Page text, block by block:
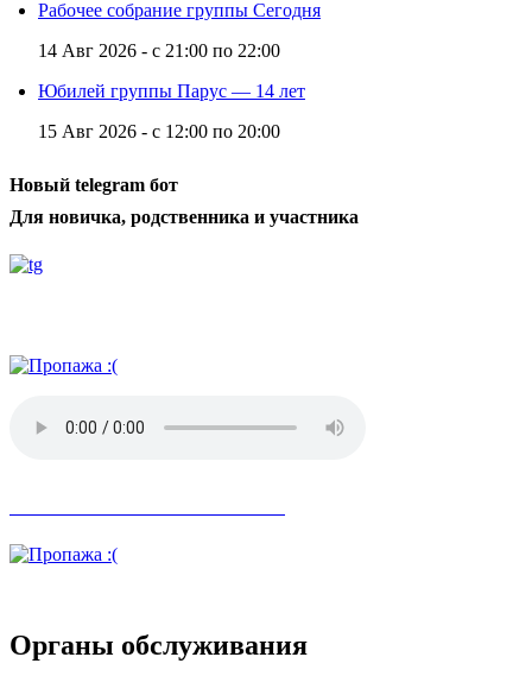
Рабочее собрание группы Сегодня
14 Авг 2026 - с 21:00 по 22:00
Юбилей группы Парус — 14 лет
15 Авг 2026 - с 12:00 по 20:00
Новый telegram бот
Для новичка, родственника и участника
Органы обслуживания